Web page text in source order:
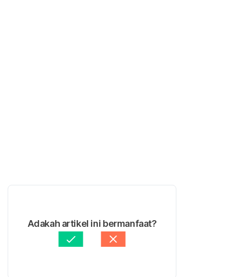
Adakah artikel ini bermanfaat?